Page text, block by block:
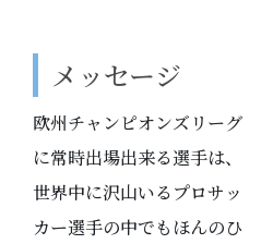
メッセージ
欧州チャンピオンズリーグ
に常時出場出来る選手は、
世界中に沢山いるプロサッ
カー選手の中でもほんのひ